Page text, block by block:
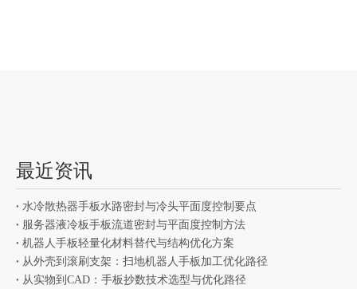
最近资讯
水冷散热器手板水路密封与冷头平面度控制要点
服务器液冷板手板流道密封与平面度控制方法
机器人手板轻量化材料替代与结构优化方案
从外壳到滚刷支架：扫地机器人手板加工优化路径
从实物到CAD：手板抄数技术选型与优化路径